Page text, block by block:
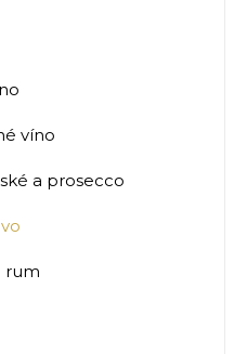
víno
a prosecco
rum